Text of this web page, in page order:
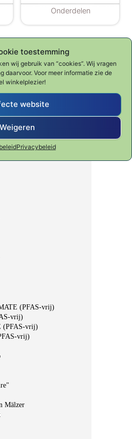
toestemming
wij gebruik van “cookies”. Wij vragen
daarvoor. Voor meer informatie zie de
winkelplezier!
website
Weigeren
Privacybeleid
Onderdelen
op zoek?
(PFAS-vrij)
vrij)
(PFAS-vrij)
vrij)
Mälzer